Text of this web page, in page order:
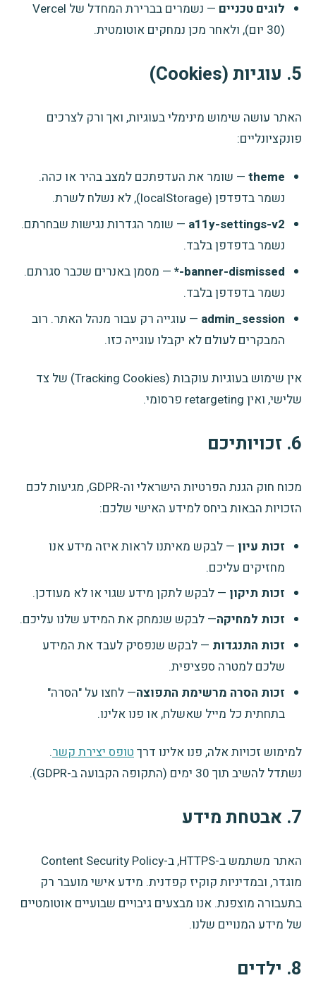
לוגים טכניים
— נשמרים בברירת המחדל של Vercel
(30 יום), ולאחר מכן נמחקים אוטומטית.
5. עוגיות (Cookies)
האתר עושה שימוש מינימלי בעוגיות, ואך ורק לצרכים
פונקציונליים:
theme — שומר את העדפתכם למצב בהיר או כהה.
נשמר בדפדפן (localStorage), לא נשלח לשרת.
a11y-settings-v2 — שומר הגדרות נגישות שבחרתם.
נשמר בדפדפן בלבד.
banner-dismissed-*
— מסמן באנרים שכבר סגרתם.
נשמר בדפדפן בלבד.
admin_session — עוגייה רק עבור מנהל האתר. רוב
המבקרים לעולם לא יקבלו עוגייה כזו.
אין שימוש בעוגיות עוקבות (Tracking Cookies) של צד
שלישי, ואין retargeting פרסומי.
6. זכויותיכם
מכוח חוק הגנת הפרטיות הישראלי וה-GDPR, מגיעות לכם
הזכויות הבאות ביחס למידע האישי שלכם:
זכות עיון — לבקש מאיתנו לראות איזה מידע אנו
מחזיקים עליכם.
זכות תיקון — לבקש לתקן מידע שגוי או לא מעודכן.
זכות למחיקה— לבקש שנמחק את המידע ש­לנו עליכם.
זכות התנגדות — לבקש שנפסיק לעבד את המידע
שלכם למטרה ספציפית.
זכות הסרה מרשימת התפוצה— לחצו על "הסרה"
בתחתית כל מייל שאשלח, או פנו אלינו.
למימוש זכויות אלה, פנו אלינו דרך טופס יצירת קשר.
נשתדל להשיב תוך 30 ימים (התקופה הקבועה ב-GDPR).
7. אבטחת מידע
האתר משתמש ב-HTTPS, ב-Content Security Policy
מוגדר, ובמדיניות קוקיז קפדנית. מידע אישי מועבר רק
בתעבורה מוצפנת. אנו מבצעים גיבויים שבועיים אוטומטיים
של מידע המנויים שלנו.
8. ילדים